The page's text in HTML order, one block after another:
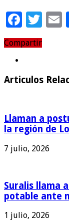
Compartir
Articulos
Llaman a
la región de
7 julio, 2026
Suralis llama
potable ante
1 julio, 2026